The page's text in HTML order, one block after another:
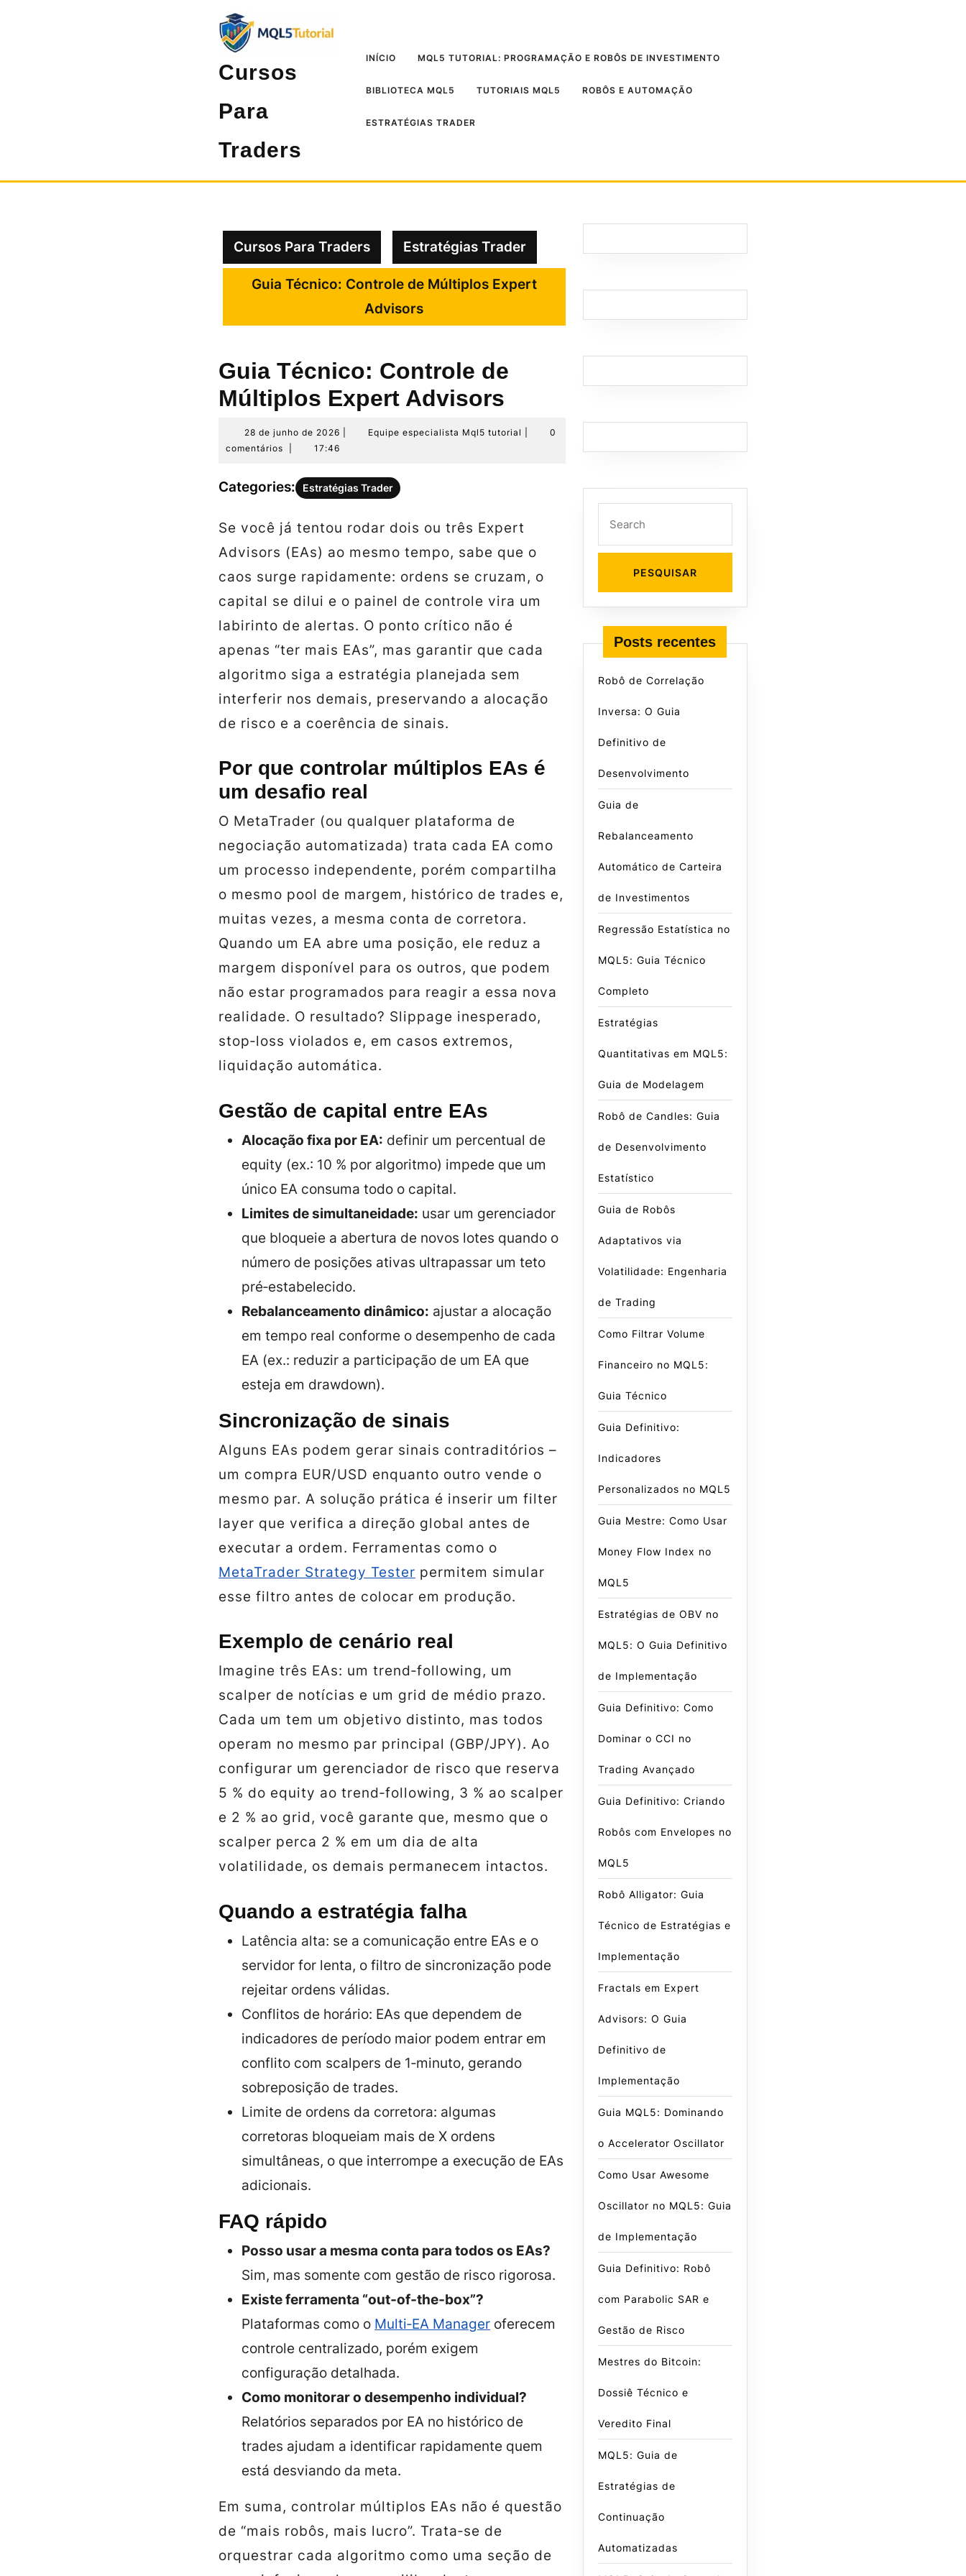
Cursos
Para
Traders
INÍCIO MQL5 TUTORIAL: PROGRAMAÇÃO E ROBÔS DE INVESTIMENTO
BIBLIOTECA MQL5 TUTORIAIS MQL5 ROBÔS E AUTOMAÇÃO
ESTRATÉGIAS TRADER
Cursos Para Traders Estratégias Trader
Guia Técnico: Controle de Múltiplos Expert
Advisors
Guia Técnico: Controle de
Múltiplos Expert Advisors
28 de junho de 2026
de
2026
Equipe especialista Mql5 tutorial
Equipe
0
comentários
17:46
Categories: Estratégias Trader
Se você já tentou rodar dois ou três Expert
Advisors (EAs) ao mesmo tempo, sabe que o
caos surge rapidamente: ordens se cruzam, o
capital se dilui e o painel de controle vira um
labirinto de alertas. O ponto crítico não é
apenas “ter mais EAs”, mas garantir que cada
algoritmo siga a estratégia planejada sem
interferir nos demais, preservando a alocação
de risco e a coerência de sinais.
Por que controlar múltiplos EAs é
um desafio real
O MetaTrader (ou qualquer plataforma de
negociação automatizada) trata cada EA como
um processo independente, porém compartilha
o mesmo pool de margem, histórico de trades e,
muitas vezes, a mesma conta de corretora.
Quando um EA abre uma posição, ele reduz a
margem disponível para os outros, que podem
não estar programados para reagir a essa nova
realidade. O resultado? Slippage inesperado,
stop‑loss violados e, em casos extremos,
liquidação automática.
Gestão de capital entre EAs
Alocação fixa por EA: definir um percentual de
equity (ex.: 10 % por algoritmo) impede que um
único EA consuma todo o capital.
Limites de simultaneidade: usar um gerenciador
que bloqueie a abertura de novos lotes quando o
número de posições ativas ultrapassar um teto
pré‑estabelecido.
Rebalanceamento dinâmico: ajustar a alocação
em tempo real conforme o desempenho de cada
EA (ex.: reduzir a participação de um EA que
esteja em drawdown).
Sincronização de sinais
Alguns EAs podem gerar sinais contraditórios –
um compra EUR/USD enquanto outro vende o
mesmo par. A solução prática é inserir um filter
layer que verifica a direção global antes de
executar a ordem. Ferramentas como o
MetaTrader Strategy Tester permitem simular
esse filtro antes de colocar em produção.
Exemplo de cenário real
Imagine três EAs: um trend‑following, um
scalper de notícias e um grid de médio prazo.
Cada um tem um objetivo distinto, mas todos
operam no mesmo par principal (GBP/JPY). Ao
configurar um gerenciador de risco que reserva
5 % do equity ao trend‑following, 3 % ao scalper
e 2 % ao grid, você garante que, mesmo que o
scalper perca 2 % em um dia de alta
volatilidade, os demais permanecem intactos.
Quando a estratégia falha
Latência alta: se a comunicação entre EAs e o
servidor for lenta, o filtro de sincronização pode
rejeitar ordens válidas.
Conflitos de horário: EAs que dependem de
indicadores de período maior podem entrar em
conflito com scalpers de 1‑minuto, gerando
sobreposição de trades.
Limite de ordens da corretora: algumas
corretoras bloqueiam mais de X ordens
simultâneas, o que interrompe a execução de EAs
adicionais.
FAQ rápido
Posso usar a mesma conta para todos os EAs?
Sim, mas somente com gestão de risco rigorosa.
Existe ferramenta “out‑of‑the‑box”?
Plataformas como o Multi‑EA Manager oferecem
controle centralizado, porém exigem
configuração detalhada.
Como monitorar o desempenho individual?
Relatórios separados por EA no histórico de
trades ajudam a identificar rapidamente quem
está desviando da meta.
Em suma, controlar múltiplos EAs não é questão
de “mais robôs, mais lucro”. Trata‑se de
orquestrar cada algoritmo como uma seção de
Posts recentes
Robô de Correlação
Inversa: O Guia
Definitivo de
Desenvolvimento
Guia de
Rebalanceamento
Automático de Carteira
de Investimentos
Regressão Estatística no
MQL5: Guia Técnico
Completo
Estratégias
Quantitativas em MQL5:
Guia de Modelagem
Robô de Candles: Guia
de Desenvolvimento
Estatístico
Guia de Robôs
Adaptativos via
Volatilidade: Engenharia
de Trading
Como Filtrar Volume
Financeiro no MQL5:
Guia Técnico
Guia Definitivo:
Indicadores
Personalizados no MQL5
Guia Mestre: Como Usar
Money Flow Index no
MQL5
Estratégias de OBV no
MQL5: O Guia Definitivo
de Implementação
Guia Definitivo: Como
Dominar o CCI no
Trading Avançado
Guia Definitivo: Criando
Robôs com Envelopes no
MQL5
Robô Alligator: Guia
Técnico de Estratégias e
Implementação
Fractals em Expert
Advisors: O Guia
Definitivo de
Implementação
Guia MQL5: Dominando
o Accelerator Oscillator
Como Usar Awesome
Oscillator no MQL5: Guia
de Implementação
Guia Definitivo: Robô
com Parabolic SAR e
Gestão de Risco
Mestres do Bitcoin:
Dossiê Técnico e
Veredito Final
MQL5: Guia de
Estratégias de
Continuação
Automatizadas